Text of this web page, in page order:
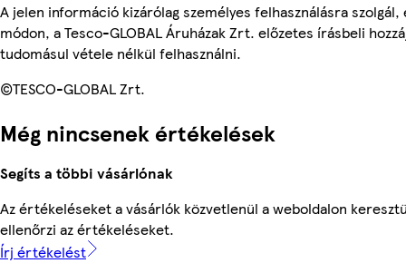
A jelen információ kizárólag személyes felhasználásra
módon, a Tesco-GLOBAL Áruházak Zrt. előzetes írásbeli
tudomásul vétele nélkül felhasználni.
©TESCO-GLOBAL Zrt.
Még nincsenek értékelések
Segíts a többi vásárlónak
Az értékeléseket a vásárlók közvetlenül a weboldalon
ellenőrzi az értékeléseket.
Írj értékelést